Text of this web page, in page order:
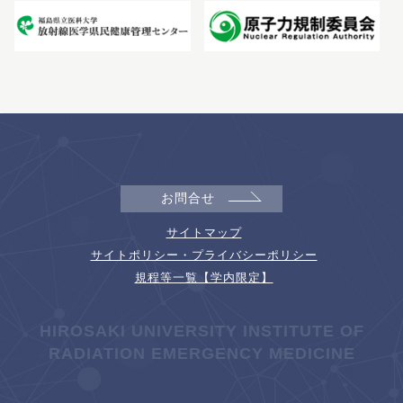
お問合せ
サイトマップ
サイトポリシー・プライバシーポリシー
規程等一覧【学内限定】
HIROSAKI UNIVERSITY INSTITUTE OF
RADIATION EMERGENCY MEDICINE